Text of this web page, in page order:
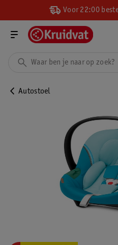
Voor 22:00
Autostoel